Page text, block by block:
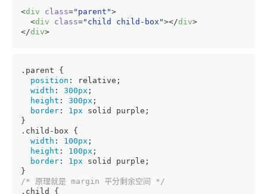
<div class="parent">
<div class="child child-box"></div>
</div>
.parent {
position : relative;
width : 300px ;
height : 300px ;
border : 1px solid purple;
}
.child-box {
width : 100px ;
height : 100px ;
border : 1px solid purple;
}
/* 原理就是 margin 平分剩余空间 */
.child
{